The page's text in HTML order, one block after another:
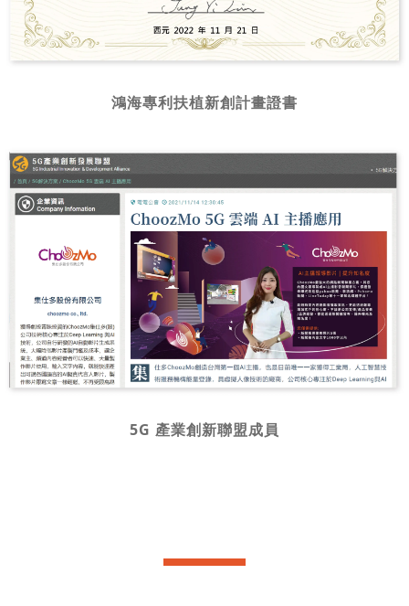
鴻海專利扶植新創計畫證書
5G 產業創新聯盟成員